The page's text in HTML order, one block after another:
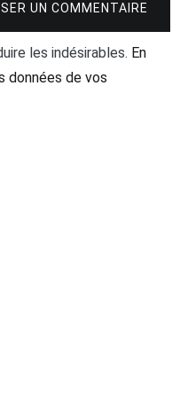
UN COMMENTAIRE
les indésirables. En
données de vos